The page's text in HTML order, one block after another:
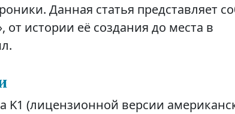
Данная статья представляет
истории её создания до места в
K1 (лицензионной версии